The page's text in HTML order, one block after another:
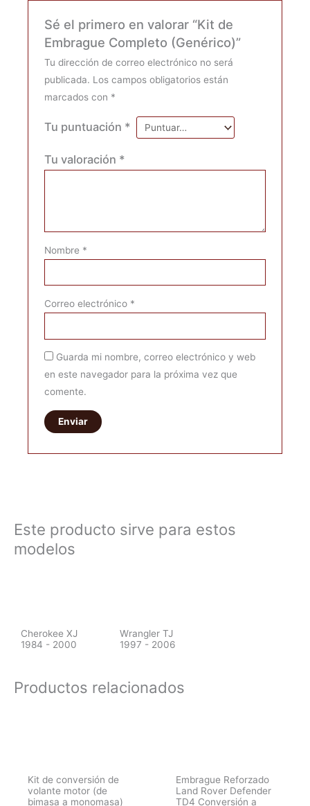
Sé el primero en valorar “Kit de
Embrague Completo (Genérico)”
Tu dirección de correo electrónico no será
publicada. Los campos obligatorios están
marcados con *
Tu puntuación *
Tu valoración *
Nombre *
Correo electrónico *
Guarda mi nombre, correo electrónico y web
en este navegador para la próxima vez que
comente.
Este producto sirve para estos
modelos
Cherokee XJ
1984 - 2000
Wrangler TJ
1997 - 2006
Productos relacionados
Kit de conversión de
volante motor (de
bimasa a monomasa)
Embrague Reforzado
Land Rover Defender
TD4 Conversión a